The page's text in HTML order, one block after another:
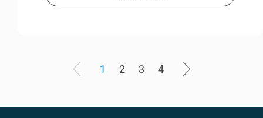
1 2 3 4